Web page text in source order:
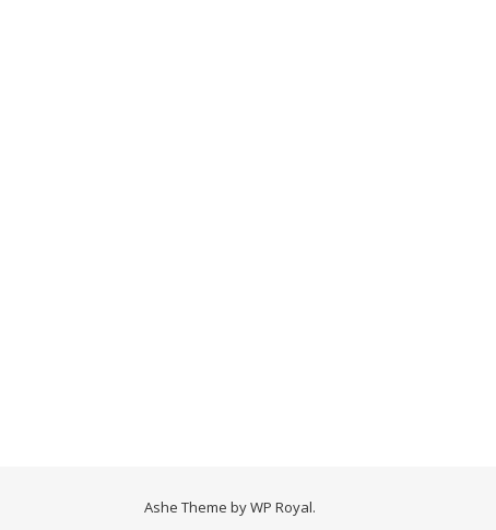
Ashe Theme byWP Royal.